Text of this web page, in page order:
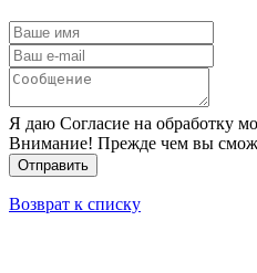
Я даю Согласие на обработку
Внимание! Прежде чем вы
Отправить
Возврат к списку